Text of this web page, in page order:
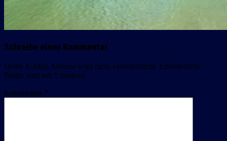
Schreibe einen Kommentar
Deine E-Mail-Adresse wird nicht veröffentlicht. Erforderliche
Felder sind mit * markiert
Kommentar *